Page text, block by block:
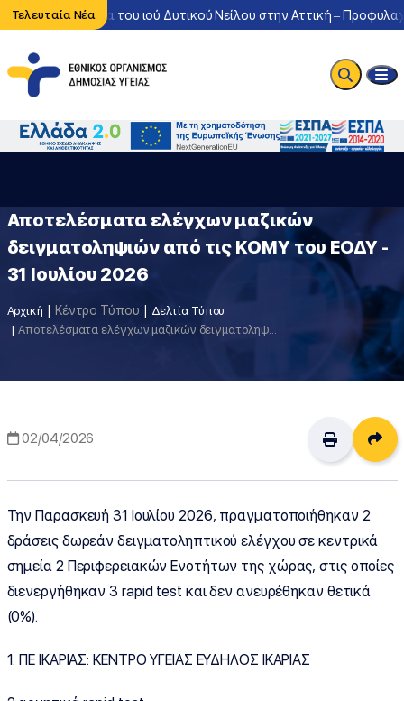
Τελευταία Νέα
κυκλοφορία του ιού Δυτικού Νείλου στην Αττική –
Αποτελέσματα ελέγχων μαζικών
δειγματοληψιών από τις ΚΟΜΥ του ΕΟΔΥ -
31 Ιουλίου 2026
Αρχική Κέντρο Τύπου
Δελτία Τύπου
02/04/2026
Την Παρασκευή 31 Ιουλίου 2026, πραγματοποιήθηκαν 2
δράσεις δωρεάν δειγματοληπτικού ελέγχου σε κεντρικά
σημεία 2 Περιφερειακών Ενοτήτων της χώρας, στις οποίες
διενεργήθηκαν 3 rapid test και δεν ανευρέθηκαν θετικά
(0%).
1. ΠΕ ΙΚΑΡΙΑΣ: ΚΕΝΤΡΟ ΥΓΕΙΑΣ ΕΥΔΗΛΟΣ ΙΚΑΡΙΑΣ